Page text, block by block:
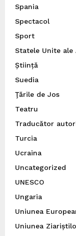
Spania
Spectacol
Sport
Statele Unite ale
Știință
Suedia
Ţările de Jos
Teatru
Traducător
Turcia
Ucraina
Uncategorized
UNESCO
Ungaria
Uniunea
Uniunea